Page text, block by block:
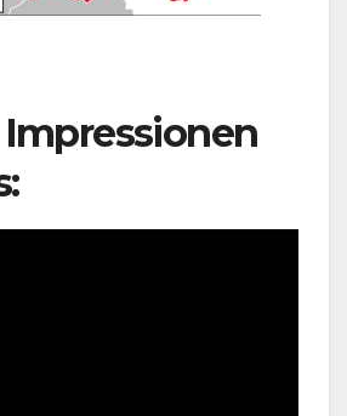
Impressionen